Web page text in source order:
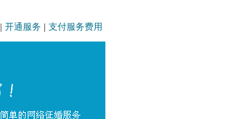
| 开通服务 | 支付服务费用